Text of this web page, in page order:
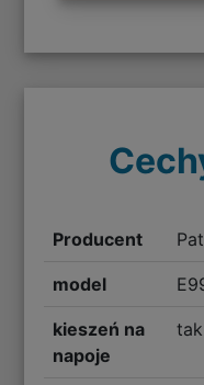
Producent
model
kieszeń na
napoje
tak